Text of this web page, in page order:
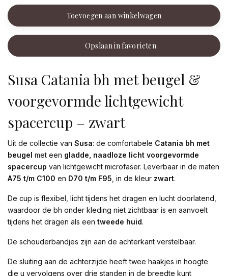
Toevoegen aan winkelwagen
Opslaan in favorieten
Susa Catania bh met beugel &
voorgevormde lichtgewicht
spacercup – zwart
Uit de collectie van Susa: de comfortabele Catania bh met
beugel met een gladde, naadloze licht voorgevormde
spacercup van lichtgewicht microfaser. Leverbaar in de maten
A75 t/m C100 en D70 t/m F95 , in de kleur zwart.
De cup is flexibel, licht tijdens het dragen en lucht doorlatend,
waardoor de bh onder kleding niet zichtbaar is en aanvoelt
tijdens het dragen als een tweede huid.
De schouderbandjes zijn aan de achterkant verstelbaar.
De sluiting aan de achterzijde heeft twee haakjes in hoogte
die u vervolgens over drie standen in de breedte kunt